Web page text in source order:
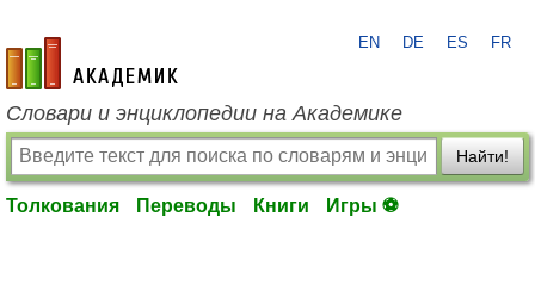
academic.ru
EN DE ES FR
Словари и энциклопедии на Академике
Найти!
Толкования Переводы Книги Игры ⚽